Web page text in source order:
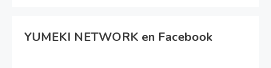
YUMEKI NETWORK en Facebook